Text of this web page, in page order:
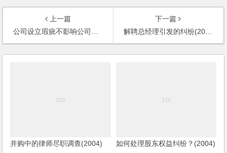
上一篇
公司设立瑕疵不影响公司的存续(2006)
下一篇
解聘总经理引发的纠纷(2006)
并购中的律师尽职调查(2004) 如何处理股东权益纠纷？(2004)